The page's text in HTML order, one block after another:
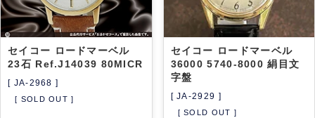
セイコー ロードマーベル
23石 Ref.J14039 80MICR
[ JA-2968 ]
[ SOLD OUT ]
セイコー ロードマーベル
36000 5740-8000 絹目文
字盤
[ JA-2929 ]
[ SOLD OUT ]